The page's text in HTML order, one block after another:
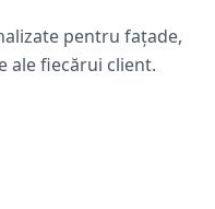
pentru fațade,
ale fiecărui client.